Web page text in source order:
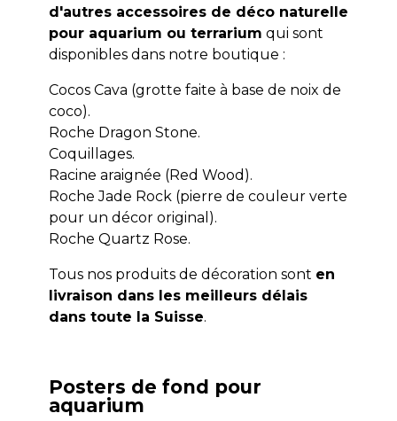
d'autres accessoires de déco naturelle
pour aquarium ou terrarium qui sont
disponibles dans notre boutique :
Cocos Cava (grotte faite à base de noix de
coco).
Roche Dragon Stone.
Coquillages.
Racine araignée (Red Wood).
Roche Jade Rock (pierre de couleur verte
pour un décor original).
Roche Quartz Rose.
Tous nos produits de décoration sont en
livraison dans les meilleurs délais
dans toute la Suisse.
Posters de fond pour
aquarium